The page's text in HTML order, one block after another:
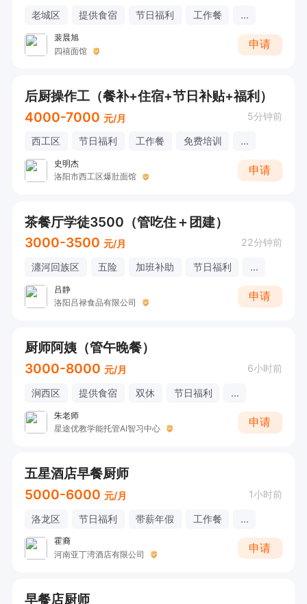
老城区 提供食宿 节日福利 工作餐 ...
裴晨旭
四禧面馆
申请
后厨操作工（餐补+住宿+节日补贴+福利）
4000-7000 元/月 5分钟前
西工区 节日福利 工作餐 免费培训 ...
史明杰
洛阳市西工区爆肚面馆
申请
茶餐厅学徒3500（管吃住＋团建）
3000-3500 元/月 22分钟前
瀍河回族区 五险 加班补助 节日福利 ...
吕静
洛阳吕禄食品有限公司
申请
厨师阿姨（管午晚餐）
3000-8000 元/月 6小时前
涧西区 提供食宿 双休 节日福利 ...
朱老师
星途优教学能托管AI智习中心
申请
五星酒店早餐厨师
5000-6000 元/月 1小时前
洛龙区 节日福利 带薪年假 工作餐 ...
霍裔
河南亚丁湾酒店有限公司
申请
早餐店厨师